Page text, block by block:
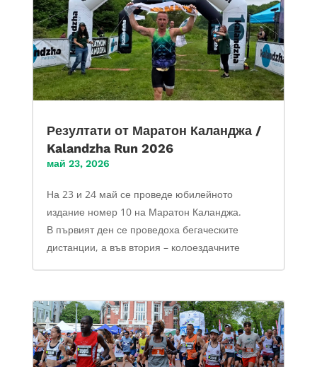
Резултати от Маратон Каланджа /
Kalandzha Run 2026
май 23, 2026
На 23 и 24 май се проведе юбилейното
издание номер 10 на Маратон Каланджа.
В първият ден се проведоха бегаческите
дистанции, а във втория – колоездачните